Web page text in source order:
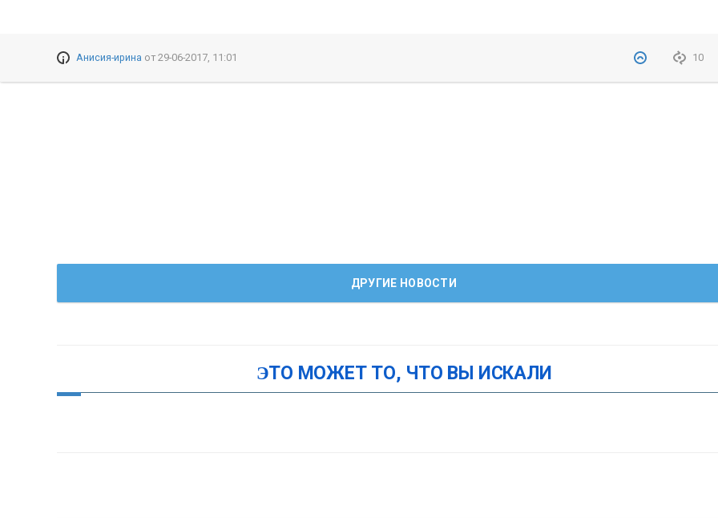
10
Анисия-ирина от 29-06-2017, 11:01
ДРУГИЕ НОВОСТИ
ЭТО МОЖЕТ ТО, ЧТО ВЫ ИСКАЛИ